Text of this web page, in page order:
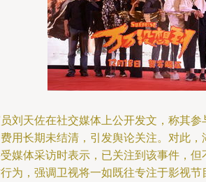
刘天佐在社交媒体上公开发文，称其
用长期未结清，引发舆论关注。对此
媒体采访时表示，已关注到该事件，
为，强调卫视将一如既往专注于影视